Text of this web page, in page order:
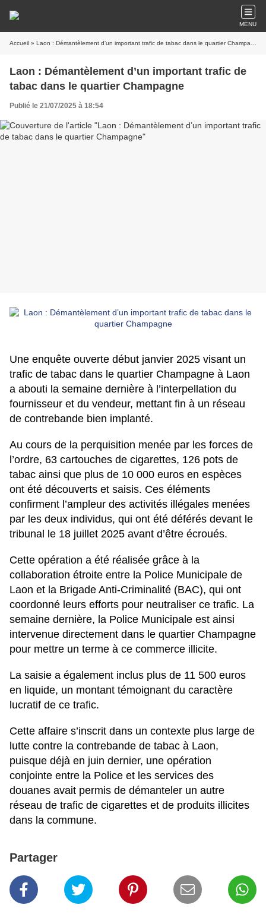
MENU
Accueil » Laon : Démantèlement d’un important trafic de tabac dans le quartier Champagne
Laon : Démantèlement d’un important trafic de
tabac dans le quartier Champagne
Publié le 21/07/2025 à 18:54
Une enquête ouverte début janvier 2025 visant un
trafic de tabac dans le quartier Champagne à Laon
a abouti la semaine dernière à l’interpellation du
fournisseur et du vendeur, mettant fin à un réseau
de contrebande bien implanté.
Au cours de la perquisition menée par les forces de
l’ordre, 63 cartouches de cigarettes, 126 pots de
tabac ainsi que plus de 10 000 euros en espèces
ont été découverts et saisis. Ces éléments
confirment l’ampleur des activités illégales menées
par les deux individus, qui ont été déférés devant le
tribunal le 18 juillet 2025 avant d’être écroués.
Cette opération a été réalisée grâce à la
collaboration étroite entre la Police Municipale de
Laon et la Brigade Anti-Criminalité (BAC), qui ont
coordonné leurs efforts pour neutraliser ce trafic. La
semaine dernière, la Police Municipale est ainsi
intervenue directement dans le quartier Champagne
pour mettre un terme à ce commerce illicite.
La saisie a également inclus plus de 11 500 euros
en liquide, un montant témoignant du caractère
lucratif de ce trafic.
Cette affaire s’inscrit dans un contexte plus large de
lutte contre la contrebande de tabac à Laon,
puisque déjà en juin dernier, une opération
conjointe entre la Police et les services des
douanes avait permis de démanteler un autre
réseau de trafic de cigarettes et de produits illicites
dans la commune.
Partager